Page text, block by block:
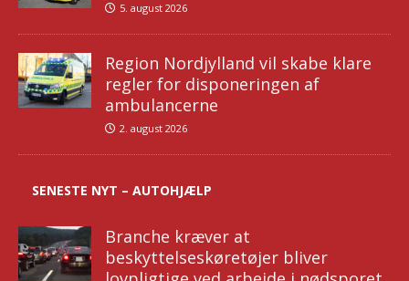
5. august 2026
Region Nordjylland vil skabe klare
regler for disponeringen af
ambulancerne
2. august 2026
SENESTE NYT – AUTOHJÆLP
Branche kræver at
beskyttelseskøretøjer bliver